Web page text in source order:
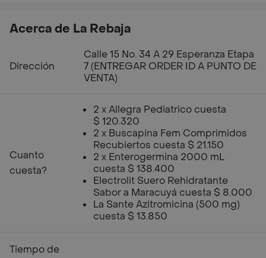
Acerca de La Rebaja
Dirección
Calle 15 No. 34 A 29 Esperanza Etapa
7 (ENTREGAR ORDER ID A PUNTO DE
VENTA)
Cuanto
cuesta?
2 x Allegra Pediatrico cuesta
$ 120.320
2 x Buscapina Fem Comprimidos
Recubiertos cuesta $ 21.150
2 x Enterogermina 2000 mL
cuesta $ 138.400
Electrolit Suero Rehidratante
Sabor a Maracuyá cuesta $ 8.000
La Sante Azitromicina (500 mg)
cuesta $ 13.850
Tiempo de